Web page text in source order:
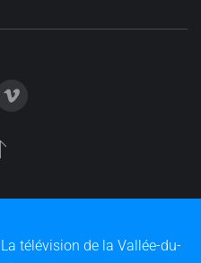
La télévision de la Vallée-du-